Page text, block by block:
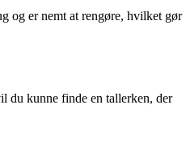
og er nemt at rengøre, hvilket gør
du kunne finde en tallerken, der